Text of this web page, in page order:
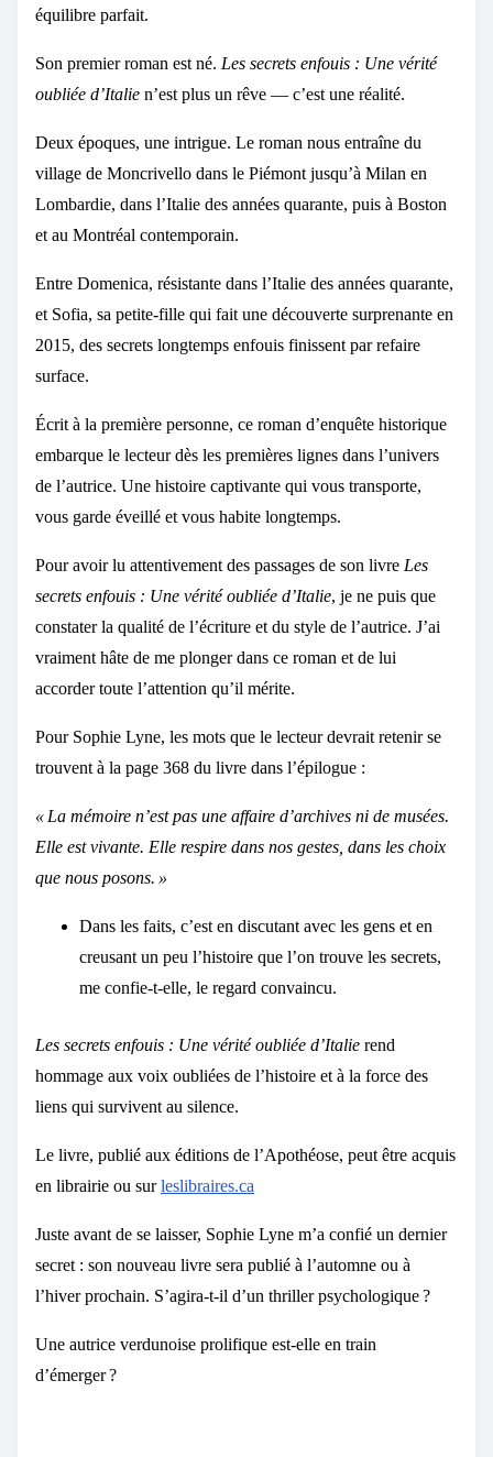
équilibre parfait.
Son premier roman est né. Les secrets enfouis : Une vérité
oubliée d’Italie n’est plus un rêve — c’est une réalité.
Deux époques, une intrigue. Le roman nous entraîne du
village de Moncrivello dans le Piémont jusqu’à Milan en
Lombardie, dans l’Italie des années quarante, puis à Boston
et au Montréal contemporain.
Entre Domenica, résistante dans l’Italie des années quarante,
et Sofia, sa petite-fille qui fait une découverte surprenante en
2015, des secrets longtemps enfouis finissent par refaire
surface.
Écrit à la première personne, ce roman d’enquête historique
embarque le lecteur dès les premières lignes dans l’univers
de l’autrice. Une histoire captivante qui vous transporte,
vous garde éveillé et vous habite longtemps.
Pour avoir lu attentivement des passages de son livre Les
secrets enfouis : Une vérité oubliée d’Italie, je ne puis que
constater la qualité de l’écriture et du style de l’autrice. J’ai
vraiment hâte de me plonger dans ce roman et de lui
accorder toute l’attention qu’il mérite.
Pour Sophie Lyne, les mots que le lecteur devrait retenir se
trouvent à la page 368 du livre dans l’épilogue :
« La mémoire n’est pas une affaire d’archives ni de musées.
Elle est vivante. Elle respire dans nos gestes, dans les choix
que nous posons. »
Dans les faits, c’est en discutant avec les gens et en
creusant un peu l’histoire que l’on trouve les secrets,
me confie-t-elle, le regard convaincu.
Les secrets enfouis : Une vérité oubliée d’Italie rend
hommage aux voix oubliées de l’histoire et à la force des
liens qui survivent au silence.
Le livre, publié aux éditions de l’Apothéose, peut être acquis
en librairie ou surleslibraires.ca
Juste avant de se laisser, Sophie Lyne m’a confié un dernier
secret : son nouveau livre sera publié à l’automne ou à
l’hiver prochain. S’agira-t-il d’un thriller psychologique ?
Une autrice verdunoise prolifique est-elle en train
d’émerger ?